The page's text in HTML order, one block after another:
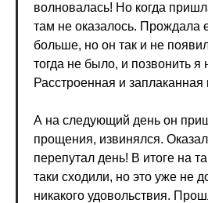
волновалась! Но когда
там не оказалось. Прождала
больше, но он так и не
тогда не было, и позвонить я
Расстроенная и
А на следующий день он
прощения, извинялся.
перепутал день! В итоге на
таки сходили, но это уже не
никакого удовольствия.